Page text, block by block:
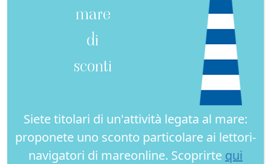
mare
di
sconti
Siete titolari di un'attività legata al mare:
proponete uno sconto particolare ai lettori-
navigatori di mareonline. Scoprirte qui